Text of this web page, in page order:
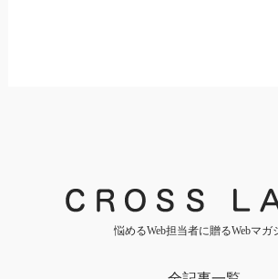
悩めるWeb担当者に贈るWebマガ